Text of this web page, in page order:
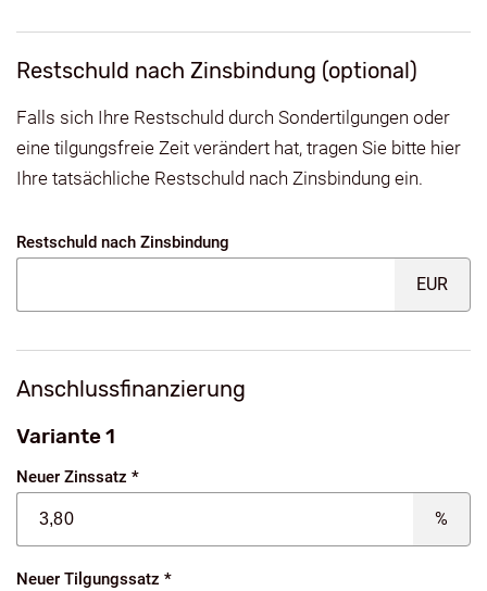
Restschuld nach Zinsbindung (optional)
Falls sich Ihre Restschuld durch Sondertilgungen oder
eine tilgungsfreie Zeit verändert hat, tragen Sie bitte hier
Ihre tatsächliche Restschuld nach Zinsbindung ein.
Restschuld nach Zinsbindung
EUR
Anschlussfinanzierung
Variante 1
Neuer Zinssatz *
%
Neuer Tilgungssatz *